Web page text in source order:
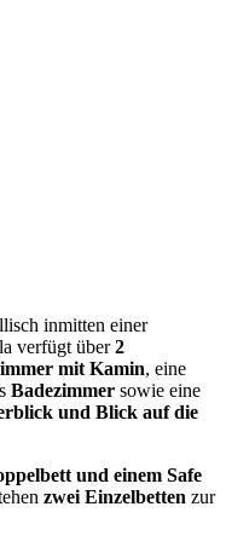
inmitten einer
verfügt über2
mit Kamin, eine
Badezimmer sowie eine
und Blick auf die
und einem Safe
zwei Einzelbetten zur